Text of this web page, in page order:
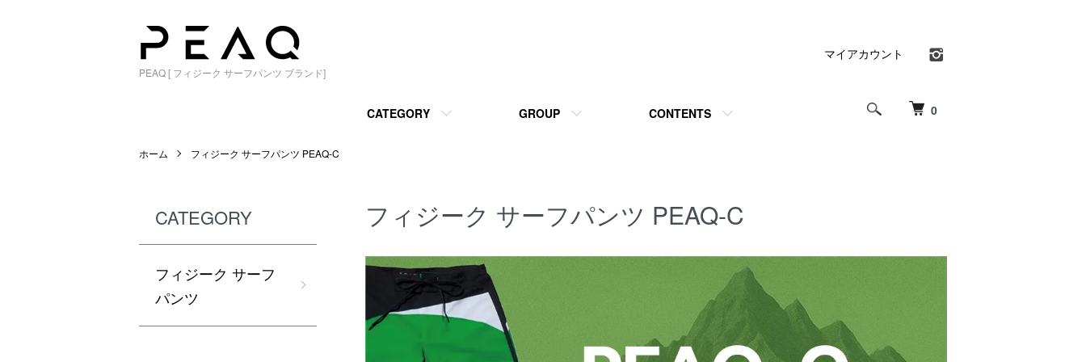
PEAQ [ フィジーク サーフパンツ ブランド]
0
CATEGORY GROUP CONTENTS
マイアカウント
ホーム フィジーク サーフパンツ PEAQ-C
フィジーク サーフパンツ PEAQ-C
CATEGORY
フィジーク サーフ
パンツ